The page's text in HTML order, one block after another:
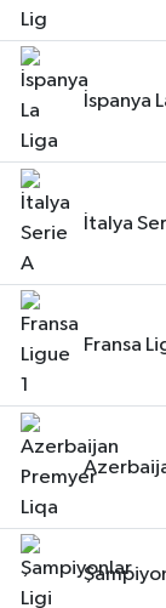
İspanya
İtalya
Fransa